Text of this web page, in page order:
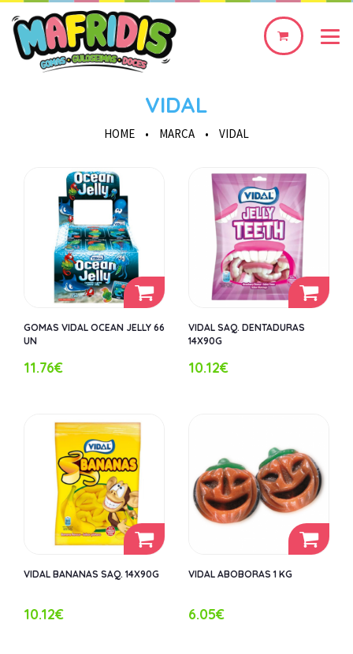
0
VIDAL
HOME • MARCA • VIDAL
GOMAS VIDAL OCEAN JELLY 66
UN
11.76€
VIDAL SAQ. DENTADURAS
14X90G
10.12€
VIDAL BANANAS SAQ. 14X90G
10.12€
VIDAL ABOBORAS 1 KG
6.05€